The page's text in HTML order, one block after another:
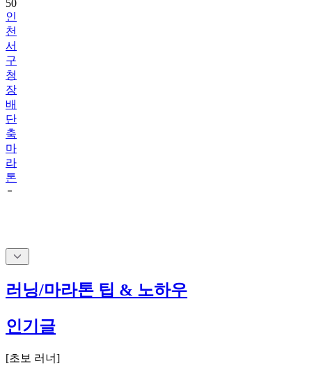
50
인
천
서
구
청
장
배
단
축
마
라
톤
러닝/마라톤 팁 & 노하우
인기글
[초보 러너]